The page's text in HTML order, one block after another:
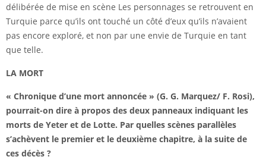
délibérée de mise en scène Les personnages se retrouvent en
Turquie parce qu’ils ont touché un côté d’eux qu’ils n’avaient
pas encore exploré, et non par une envie de Turquie en tant
que telle.
LA MORT
« Chronique d’une mort annoncée » (G. G. Marquez/ F. Rosi),
pourrait-on dire à propos des deux panneaux indiquant les
morts de Yeter et de Lotte. Par quelles scènes parallèles
s’achèvent le premier et le deuxième chapitre, à la suite de
ces décès ?